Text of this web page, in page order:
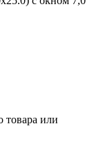
товара или